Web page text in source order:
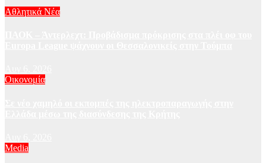
Αθλητικά Νέα
Οικονομία
Media